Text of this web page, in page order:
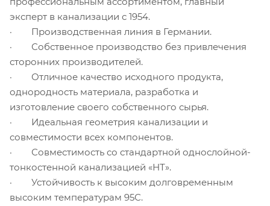
эксперт в канализации с 1954.
· Производственная линия в Германии.
· Собственное производство без привлечения
сторонних производителей.
· Отличное качество исходного продукта,
однородность материала, разработка и
изготовление своего собственного сырья.
· Идеальная геометрия канализации и
совместимости всех компонентов.
· Совместимость со стандартной однослойной-
тонкостенной канализацией «НТ».
· Устойчивость к высоким долговременным
высоким температурам 95С.